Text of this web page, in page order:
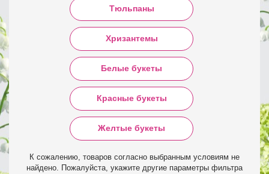
Тюльпаны
Хризантемы
Белые букеты
Красные букеты
Желтые букеты
К сожалению, товаров согласно выбранным условиям не
найдено. Пожалуйста, укажите другие параметры фильтра